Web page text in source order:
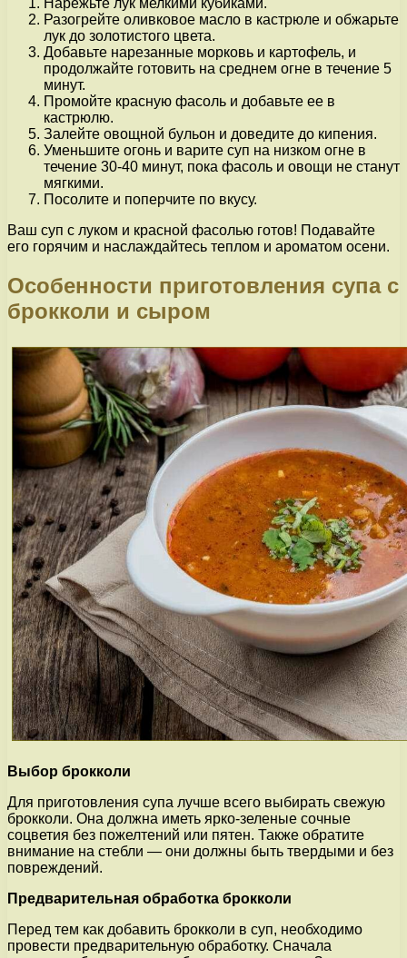
Разогрейте оливковое масло в кастрюле и обжарьте
лук до золотистого цвета.
Добавьте нарезанные морковь и картофель, и
продолжайте готовить на среднем огне в течение 5
минут.
Промойте красную фасоль и добавьте ее в
кастрюлю.
Залейте овощной бульон и доведите до кипения.
Уменьшите огонь и варите суп на низком огне в
течение 30-40 минут, пока фасоль и овощи не станут
мягкими.
Посолите и поперчите по вкусу.
Ваш суп с луком и красной фасолью готов! Подавайте
его горячим и наслаждайтесь теплом и ароматом осени.
Особенности приготовления супа с
брокколи и сыром
Выбор брокколи
Для приготовления супа лучше всего выбирать свежую
брокколи. Она должна иметь ярко-зеленые сочные
соцветия без пожелтений или пятен. Также обратите
внимание на стебли — они должны быть твердыми и без
повреждений.
Предварительная обработка брокколи
Перед тем как добавить брокколи в суп, необходимо
провести предварительную обработку. Сначала